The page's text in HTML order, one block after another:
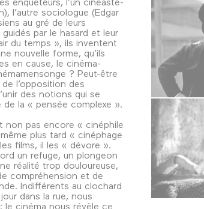
l’autre sociologue (Edgar
au gré de leurs
par le hasard et leur
du temps », ils inventent
nouvelle forme, qu’ils
en cause, le cinéma-
? Peut-être
l’opposition des
des notions qui se
la « pensée complexe ».
non pas encore « cinéphile
plus tard « cinéphage
films, il les « dévore ».
un refuge, un plongeon
réalité trop douloureuse,
compréhension et de
Indifférents au clochard
dans la rue, nous
le cinéma nous révèle ce